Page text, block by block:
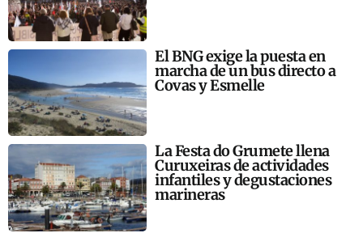
El BNG exige la puesta en
marcha de un bus directo a
Covas y Esmelle
La Festa do Grumete llena
Curuxeiras de actividades
infantiles y degustaciones
marineras